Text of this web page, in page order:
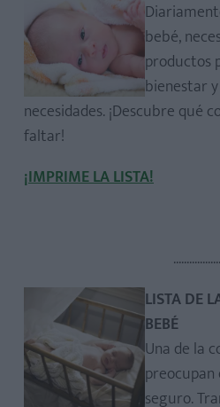
bebé,
productos
bienestar
necesidades. ¡Descubre qué
faltar!
¡IMPRIME LA LISTA!
LISTA DE
BEBÉ
Una de la
seguro.